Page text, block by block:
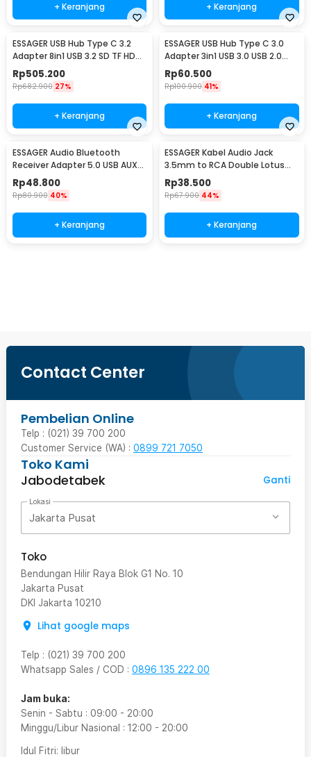
+ Keranjang + Keranjang
ESSAGER USB Hub Type C 3.2
Adapter 8in1 USB 3.2 SD TF HDMI
SSD PD 100W - ES-TA08
Rp505.200
Rp682.900 27%
+ Keranjang
ESSAGER USB Hub Type C 3.0
Adapter 3in1 USB 3.0 USB 2.0
5Gbps - EHBC03-FY0G-P
Rp60.500
Rp100.900 41%
+ Keranjang
ESSAGER Audio Bluetooth
Receiver Adapter 5.0 USB AUX
Spring Wire - EB01
Rp48.800
Rp80.900 40%
+ Keranjang
ESSAGER Kabel Audio Jack
3.5mm to RCA Double Lotus
Elbow Adapter 3M - EYPWT-
MYC0G-P
Rp38.500
Rp67.900 44%
+ Keranjang
Contact Center
Pembelian Online
Telp : (021) 39 700 200
Customer Service (WA) : 0899 721 7050
Toko Kami
Jabodetabek
Ganti
Lokasi
Jakarta Pusat
Toko
Bendungan Hilir Raya Blok G1 No. 10
Jakarta Pusat
DKI Jakarta 10210
Lihat google maps
Telp : (021) 39 700 200
Whatsapp Sales / COD : 0896 135 222 00
Jam buka:
Senin - Sabtu : 09:00 - 20:00
Minggu/Libur Nasional : 12:00 - 20:00
Idul Fitri: libur